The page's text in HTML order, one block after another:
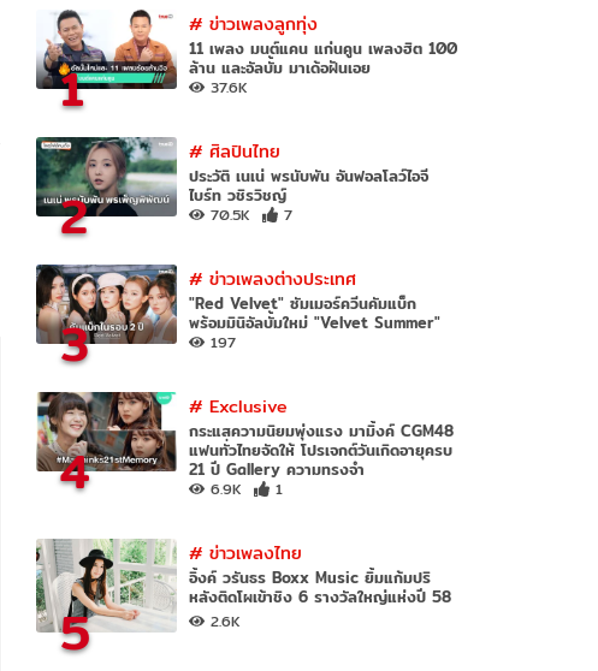
1
# ข่าวเพลงลูกทุ่ง
11 เพลง มนต์แคน แก่นคูน เพลงฮิต 100
ล้าน และอัลบั้ม มาเด้อฝันเอย
37.6K
2
# ศิลปินไทย
ประวัติ เนเน่ พรนับพัน อันฟอลโลว์ไอจี
ไบร์ท วชิรวิชญ์
70.5K 7
3
# ข่าวเพลงต่างประเทศ
"Red Velvet" ซัมเมอร์ควีนคัมแบ็ก
พร้อมมินิอัลบั้มใหม่ "Velvet Summer"
197
4
# Exclusive
กระแสความนิยมพุ่งแรง มามิ้งค์ CGM48
แฟนทั่วไทยจัดให้ โปรเจกต์วันเกิดอายุครบ
21 ปี Gallery ความทรงจำ
6.9K 1
5
# ข่าวเพลงไทย
อิ้งค์ วรันธร Boxx Music ยิ้มแก้มปริ
หลังติดโผเข้าชิง 6 รางวัลใหญ่แห่งปี 58
2.6K